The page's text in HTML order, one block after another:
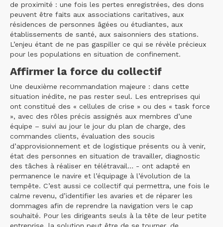
de proximité : une fois les pertes enregistrées, des dons
peuvent être faits aux associations caritatives, aux
résidences de personnes âgées ou étudiantes, aux
établissements de santé, aux saisonniers des stations.
L’enjeu étant de ne pas gaspiller ce qui se révèle précieux
pour les populations en situation de confinement.
Affirmer la force du collectif
Une deuxième recommandation majeure : dans cette
situation inédite, ne pas rester seul. Les entreprises qui
ont constitué des « cellules de crise » ou des « task force
», avec des rôles précis assignés aux membres d’une
équipe – suivi au jour le jour du plan de charge, des
commandes clients, évaluation des soucis
d’approvisionnement et de logistique présents ou à venir,
état des personnes en situation de travailler, diagnostic
des tâches à réaliser en télétravail… - ont adapté en
permanence le navire et l’équipage à l’évolution de la
tempête. C’est aussi ce collectif qui permettra, une fois le
calme revenu, d’identifier les avaries et de réparer les
dommages afin de reprendre la navigation vers le cap
souhaité. Pour les dirigeants seuls à la tête de leur petite